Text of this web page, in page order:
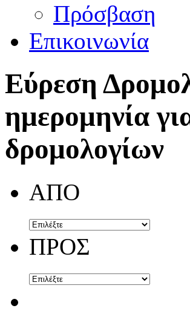
Πρόσβαση
Επικοινωνία
Εύρεση
ημερομηνία
δρομολογίων
ΑΠΟ
ΠΡΟΣ